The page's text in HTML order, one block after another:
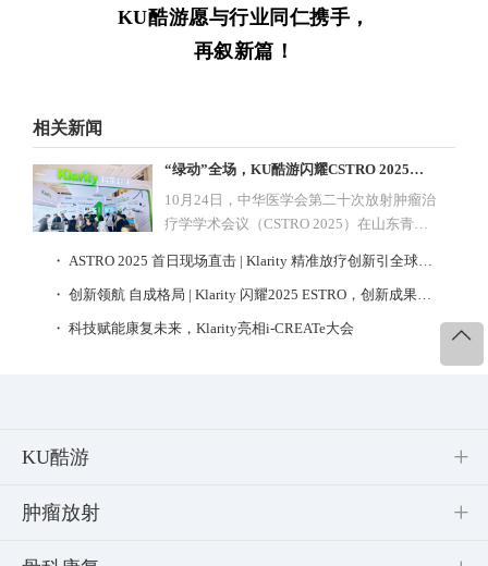
KU酷游愿与行业同仁携手，
再叙新篇！
相关新闻
“绿动”全场，KU酷游闪耀CSTRO 2025开幕日
10月24日，中华医学会第二十次放射肿瘤治
疗学学术会议（CSTRO 2025）在山东青岛
・ ASTRO 2025 首日现场直击 | Klarity 精准放疗创新引全球瞩目
・ 创新领航 自成格局 | Klarity 闪耀2025 ESTRO，创新成果引领行业新风向
・ 科技赋能康复未来，Klarity亮相i-CREATe大会
KU酷游
肿瘤放射